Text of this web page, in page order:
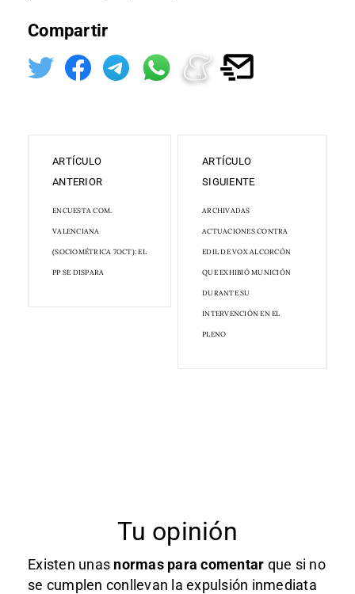
Compartir
ARTÍCULO
ANTERIOR
ENCUESTA COM.
VALENCIANA
(SOCIOMÉTRICA 7OCT): EL
PP SE DISPARA
ARTÍCULO
SIGUIENTE
ARCHIVADAS
ACTUACIONES CONTRA
EDIL DE VOX ALCORCÓN
QUE EXHIBIÓ MUNICIÓN
DURANTE SU
INTERVENCIÓN EN EL
PLENO
Tu opinión
Existen unas normas para comentar que si no
se cumplen conllevan la expulsión inmediata